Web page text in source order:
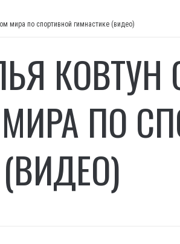
мира по спортивной гимнастике (видео)
КОВТУН
ПО